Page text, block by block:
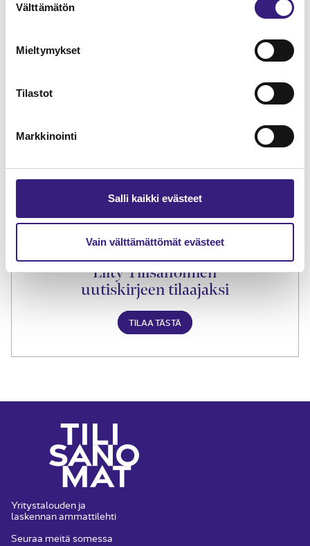
valinta
Välttämätön
Mieltymykset
Tilastot
Markkinointi
Salli kaikki evästeet
Vain välttämättömät evästeet
TILAA TÄSTÄ
Liity Tilisanomien
uutiskirjeen tilaajaksi
TILAA TÄSTÄ
Yritystalouden ja
laskennan ammattilehti
Seuraa meitä somessa